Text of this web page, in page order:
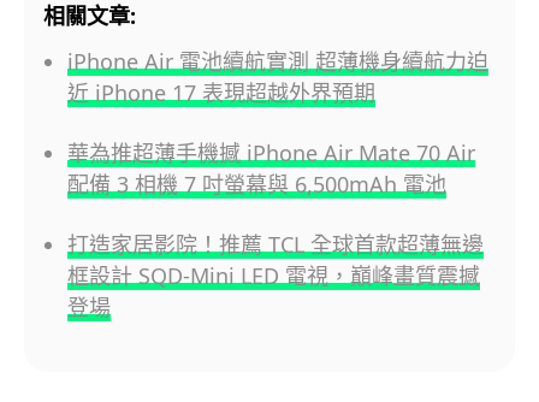
相關文章:
iPhone Air 電池續航實測 超薄機身續航力迫
近 iPhone 17 表現超越外界預期
華為推超薄手機撼 iPhone Air Mate 70 Air
配備 3 相機 7 吋螢幕與 6,500mAh 電池
打造家居影院！推薦 TCL 全球首款超薄無邊
框設計 SQD-Mini LED 電視，巔峰畫質震撼
登場